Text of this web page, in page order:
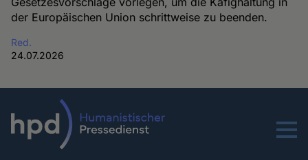
der Europäischen Union schrittweise zu beenden.
Red.
24.07.2026
Menu